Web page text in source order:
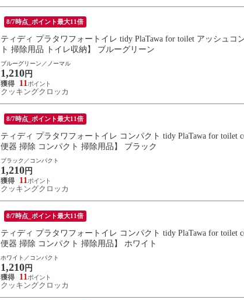
8/7時点_ポイント最大11倍
ティディ プラタワフォートイレ tidy PlaTawa for toilet アッシュ
ト 掃除用品 トイレ収納】 ブルーグリーン
ブルーグリーン／ノーマル
1,210 円
11
クッキングクロッカ
8/7時点_ポイント最大11倍
ティディ プラタワフォートイレ コンパクト tidy PlaTawa for
便器 掃除 コンパクト 掃除用品】 ブラック
ブラック／コンパクト
1,210 円
11
クッキングクロッカ
8/7時点_ポイント最大11倍
ティディ プラタワフォートイレ コンパクト tidy PlaTawa for
便器 掃除 コンパクト 掃除用品】 ホワイト
ホワイト／コンパクト
1,210 円
11
クッキングクロッカ